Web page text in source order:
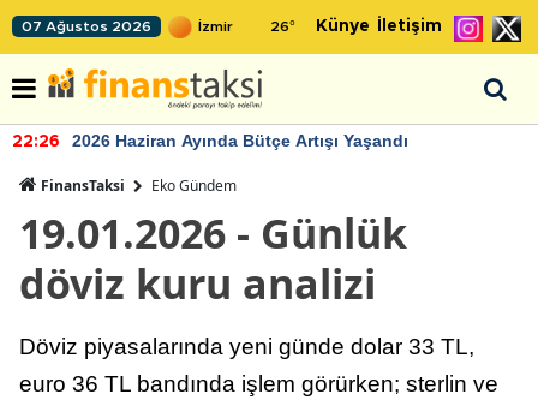
07 Ağustos 2026 26° Künye İletişim
22:26 2026 Haziran Ayında Bütçe Artışı Yaşandı
FinansTaksi Eko Gündem
19.01.2026 - Günlük
döviz kuru analizi
Döviz piyasalarında yeni günde dolar 33 TL,
euro 36 TL bandında işlem görürken; sterlin ve